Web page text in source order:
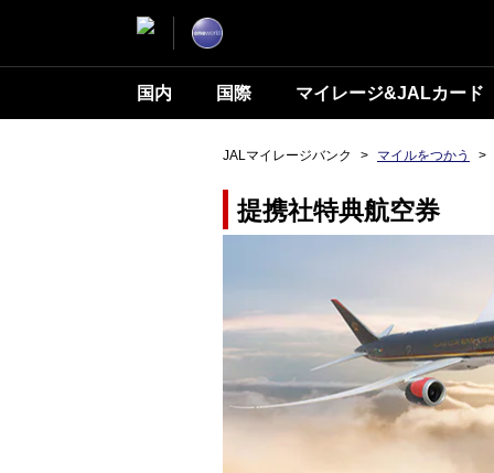
国内 国際 マイレージ&JALカード
JALマイレージバンク > マイルをつかう >
提携社特典航空券